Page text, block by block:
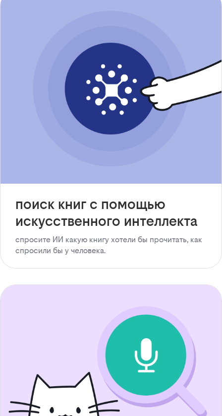
поиск книг с помощью
искусственного интеллекта
спросите ИИ какую книгу хотели бы прочитать, как
спросили бы у человека.